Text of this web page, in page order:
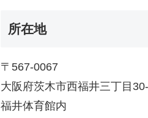
所在地
〒567-0067
大阪府茨木市西福井三丁目
福井体育館内